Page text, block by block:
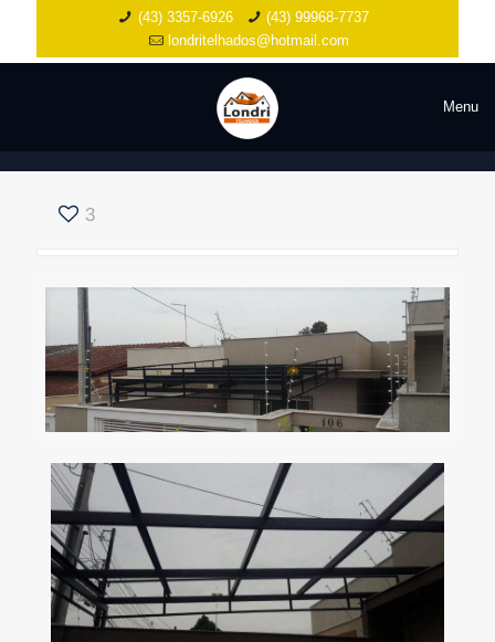
(43) 3357-6926
(43) 99968-7737
londritelhados@hotmail.com
Menu
3